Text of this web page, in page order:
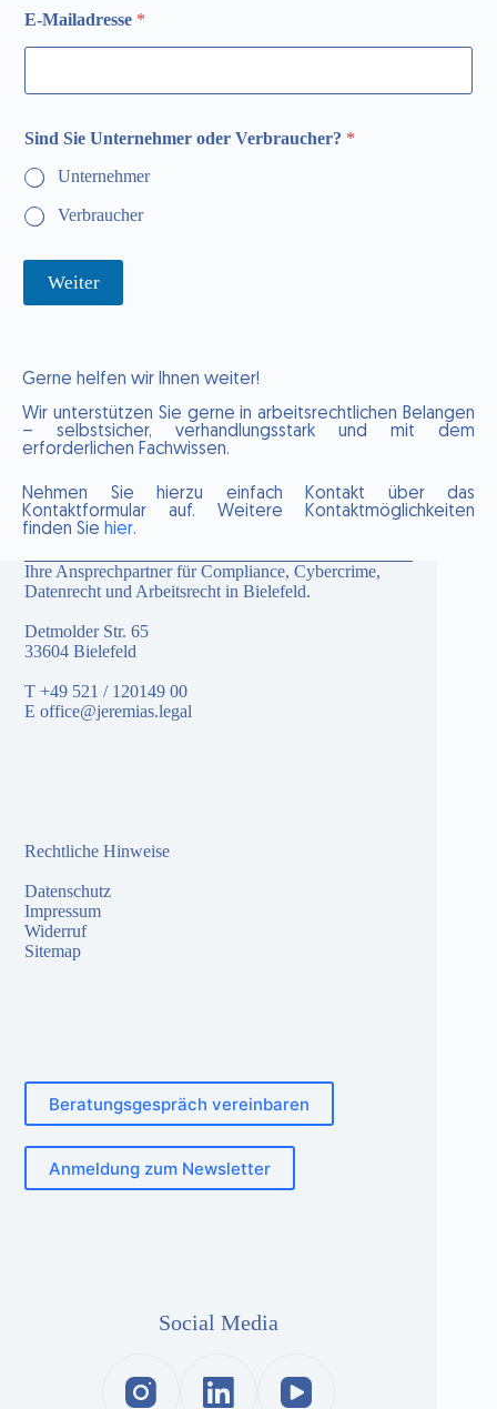
E-Mailadresse *
Sind Sie Unternehmer oder Verbraucher? *
Unternehmer
Verbraucher
Weiter
Gerne helfen wir Ihnen weiter!
Wir unterstützen Sie gerne in arbeitsrechtlichen Belangen
– selbstsicher, verhandlungsstark und mit dem
erforderlichen Fachwissen.
Nehmen Sie hierzu einfach Kontakt über das
Kontaktformular auf. Weitere Kontaktmöglichkeiten
finden Sie hier.
Ihre Ansprechpartner für Compliance, Cybercrime,
Datenrecht und Arbeitsrecht in Bielefeld.
Detmolder Str. 65
33604 Bielefeld
T+49 521 / 120149 00
Eoffice@jeremias.legal
Rechtliche Hinweise
Datenschutz
Impressum
Widerruf
Sitemap
Beratungsgespräch vereinbaren
Anmeldung zum Newsletter
Social Media